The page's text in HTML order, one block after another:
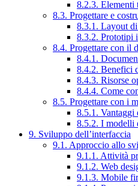
8.2.3. Elementi
8.3. Progettare e
8.3.1. Layout
8.3.2. Prototipi
8.4. Progettare con il
8.4.1.
8.4.2. Benefici
8.4.3. Risorse
8.4.4. Come
8.5. Progettare con i
8.5.1. Vantaggi
8.5.2. I modelli
9. Sviluppo dell’interfaccia
9.1. Approccio allo
9.1.1. Attività
9.1.2. Web
9.1.3. Mobile